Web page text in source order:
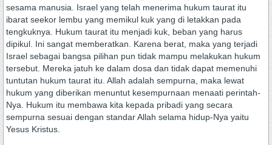
sesama manusia. Israel yang telah menerima hukum taurat itu
ibarat seekor lembu yang memikul kuk yang di letakkan pada
tengkuknya. Hukum taurat itu menjadi kuk, beban yang harus
dipikul. Ini sangat memberatkan. Karena berat, maka yang terjadi
Israel sebagai bangsa pilihan pun tidak mampu melakukan hukum
tersebut. Mereka jatuh ke dalam dosa dan tidak dapat memenuhi
tuntutan hukum taurat itu. Allah adalah sempurna, maka lewat
hukum yang diberikan menuntut kesempurnaan menaati perintah-
Nya. Hukum itu membawa kita kepada pribadi yang secara
sempurna sesuai dengan standar Allah selama hidup-Nya yaitu
Yesus Kristus.